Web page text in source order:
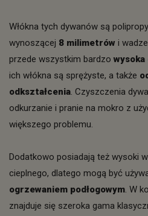
Włókna tych dywanów są
wynoszącej 8 milimetrów i wadze
przede wszystkim bardzo
ich włókna są sprężyste, a także
odkształcenia. Czyszczenia
odkurzanie i pranie na mokro z
większego problemu.
Dodatkowo posiadają też wysoki
cieplnego, dlatego mogą być
ogrzewaniem podłogowym. W
znajduje się szeroka gama